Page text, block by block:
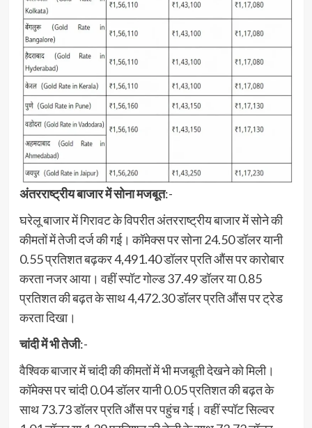
अंतरराष्ट्रीय बाजार में सोना मजबूत:-
घरेलू बाजार में गिरावट के विपरीत अंतरराष्ट्रीय बाजार में सोने की
कीमतों में तेजी दर्ज की गई। कॉमेक्स पर सोना 24.50 डॉलर यानी
0.55 प्रतिशत बढ़कर 4,491.40 डॉलर प्रति औंस पर कारोबार
करता नजर आया। वहीं स्पॉट गोल्ड 37.49 डॉलर या 0.85
प्रतिशत की बढ़त के साथ 4,472.30 डॉलर प्रति औंस पर ट्रेड
करता दिखा।
चांदी में भी तेजी:-
वैश्विक बाजार में चांदी की कीमतों में भी मजबूती देखने को मिली।
कॉमेक्स पर चांदी 0.04 डॉलर यानी 0.05 प्रतिशत की बढ़त के
साथ 73.73 डॉलर प्रति औंस पर पहुंच गई। वहीं स्पॉट सिल्वर